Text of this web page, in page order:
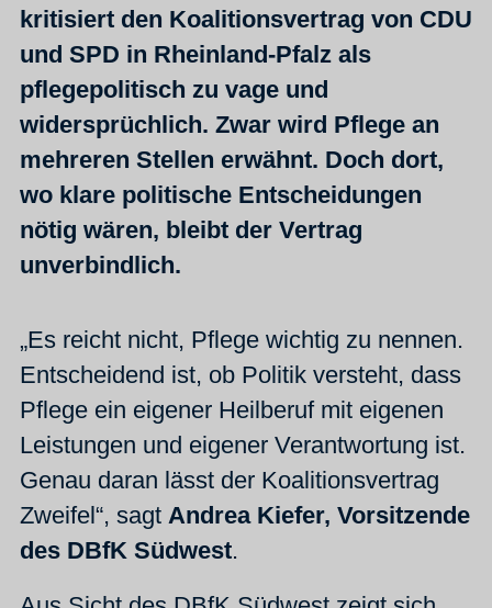
kritisiert den Koalitionsvertrag von CDU
und SPD in Rheinland-Pfalz als
pflegepolitisch zu vage und
widersprüchlich. Zwar wird Pflege an
mehreren Stellen erwähnt. Doch dort,
wo klare politische Entscheidungen
nötig wären, bleibt der Vertrag
unverbindlich.
„Es reicht nicht, Pflege wichtig zu nennen.
Entscheidend ist, ob Politik versteht, dass
Pflege ein eigener Heilberuf mit eigenen
Leistungen und eigener Verantwortung ist.
Genau daran lässt der Koalitionsvertrag
Zweifel“, sagt Andrea Kiefer, Vorsitzende
des DBfK Südwest.